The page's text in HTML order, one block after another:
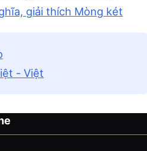
giải thích Mòng két
- Việt